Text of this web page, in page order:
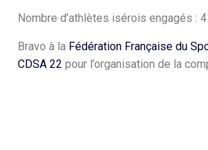
Nombre d’athlètes isérois engagés : 4
Bravo à la Fédération Française du
CDSA 22 pour l’organisation de la